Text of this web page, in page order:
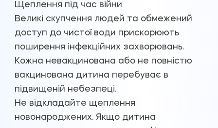
Щеплення під час війни
Великі скупчення людей та обмежений
доступ до чистої води прискорюють
поширення інфекційних захворювань.
Кожна невакцинована або не повністю
вакцинована дитина перебуває в
підвищеній небезпеці.
Не відкладайте щеплення
новонароджених. Якщо дитина